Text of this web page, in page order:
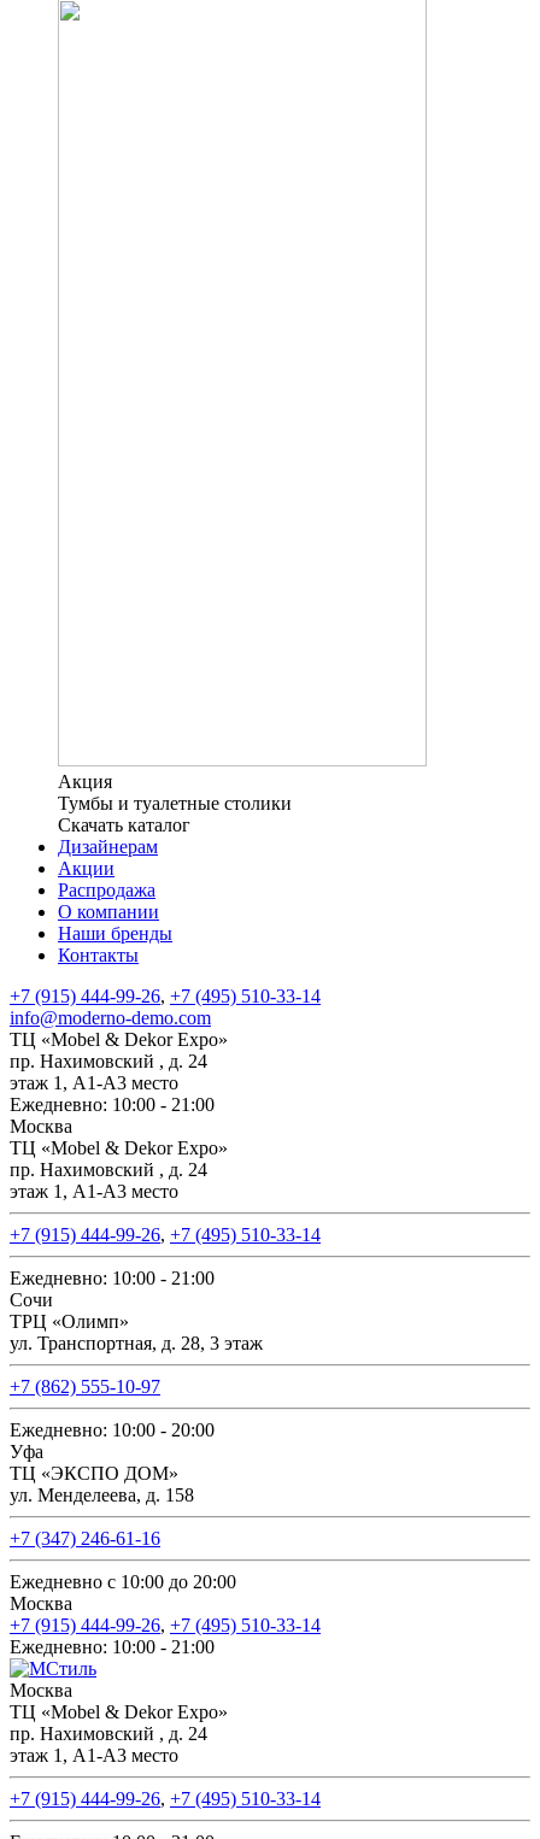
Акция
Тумбы и туалетные столики
Скачать каталог
Дизайнерам
Акции
Распродажа
О компании
Наши бренды
Контакты
+7 (915) 444-99-26, +7 (495) 510-33-14
info@moderno-demo.com
ТЦ «Mobel & Dekor Expo»
пр. Нахимовский , д. 24
этаж 1, А1-А3 место
Ежедневно: 10:00 - 21:00
Москва
ТЦ «Mobel & Dekor Expo»
пр. Нахимовский , д. 24
этаж 1, А1-А3 место
+7 (915) 444-99-26, +7 (495) 510-33-14
Ежедневно: 10:00 - 21:00
Сочи
ТРЦ «Олимп»
ул. Транспортная, д. 28, 3 этаж
+7 (862) 555-10-97
Ежедневно: 10:00 - 20:00
Уфа
ТЦ «ЭКСПО ДОМ»
ул. Менделеева, д. 158
+7 (347) 246-61-16
Ежедневно с 10:00 до 20:00
Москва
+7 (915) 444-99-26, +7 (495) 510-33-14
Ежедневно: 10:00 - 21:00
Москва
ТЦ «Mobel & Dekor Expo»
пр. Нахимовский , д. 24
этаж 1, А1-А3 место
+7 (915) 444-99-26, +7 (495) 510-33-14